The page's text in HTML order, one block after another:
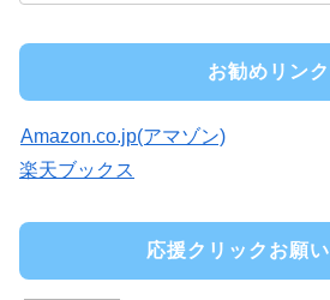
お勧めリンク
Amazon.co.jp(アマゾン)
楽天ブックス
応援クリックお願